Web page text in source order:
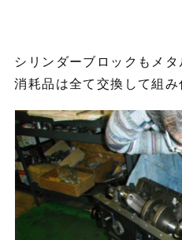
シリンダーブロックもメ
消耗品は全て交換して組み